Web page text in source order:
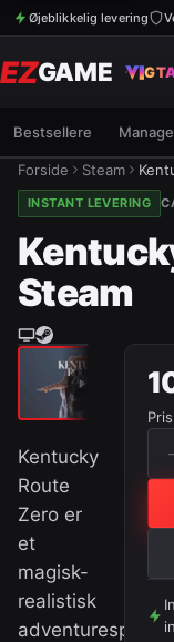
Øjeblikkelig levering
EZGAME
Bestsellere
Forside Steam
INSTANT LEVERING
Steam
Kentucky
Route
Zero er
et
magisk-
realistisk
adventurespil